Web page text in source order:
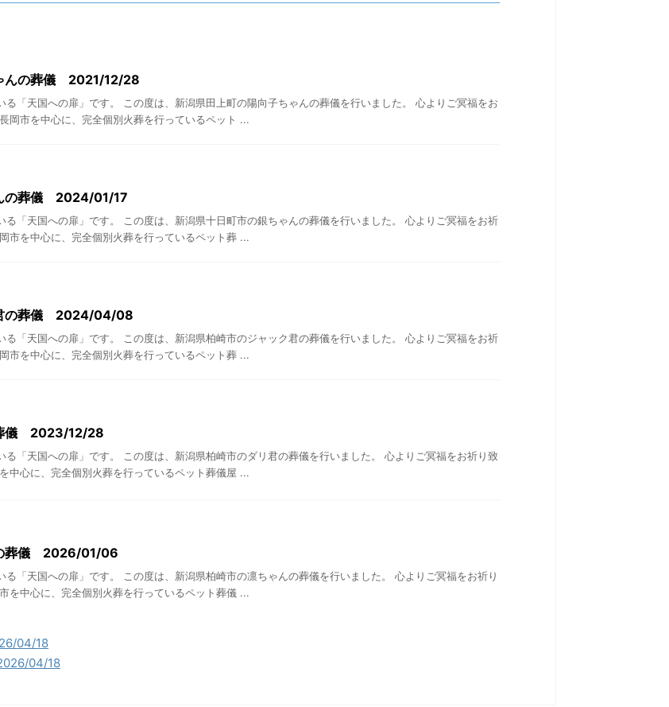
んの葬儀 2021/12/28
る「天国への扉」です。 この度は、新潟県田上町の陽向子ちゃんの葬儀を行いました。 心よりご冥福をお
岡市を中心に、完全個別火葬を行っているペット ...
の葬儀 2024/01/17
る「天国への扉」です。 この度は、新潟県十日町市の銀ちゃんの葬儀を行いました。 心よりご冥福をお祈
市を中心に、完全個別火葬を行っているペット葬 ...
の葬儀 2024/04/08
る「天国への扉」です。 この度は、新潟県柏崎市のジャック君の葬儀を行いました。 心よりご冥福をお祈
市を中心に、完全個別火葬を行っているペット葬 ...
儀 2023/12/28
る「天国への扉」です。 この度は、新潟県柏崎市のダリ君の葬儀を行いました。 心よりご冥福をお祈り致
中心に、完全個別火葬を行っているペット葬儀屋 ...
葬儀 2026/01/06
る「天国への扉」です。 この度は、新潟県柏崎市の凛ちゃんの葬儀を行いました。 心よりご冥福をお祈り
を中心に、完全個別火葬を行っているペット葬儀 ...
04/18
04/18